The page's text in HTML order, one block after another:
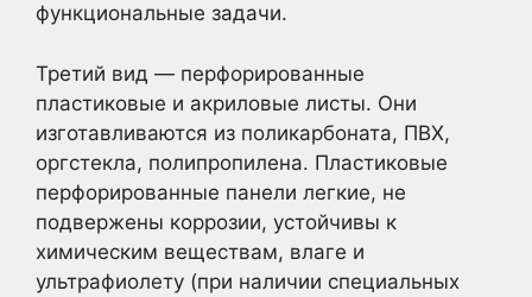
функциональные задачи.
Третий вид — перфорированные
пластиковые и акриловые листы. Они
изготавливаются из поликарбоната, ПВХ,
оргстекла, полипропилена. Пластиковые
перфорированные панели легкие, не
подвержены коррозии, устойчивы к
химическим веществам, влаге и
ультрафиолету (при наличии специальных